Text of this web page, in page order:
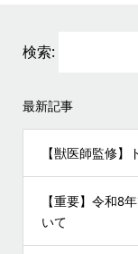
検索:
最新記事
【獣医師監修
【重要】令和8
いて